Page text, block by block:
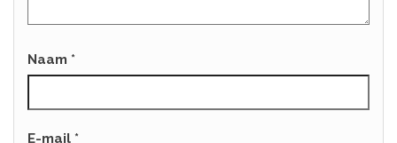
Naam *
E-mail *